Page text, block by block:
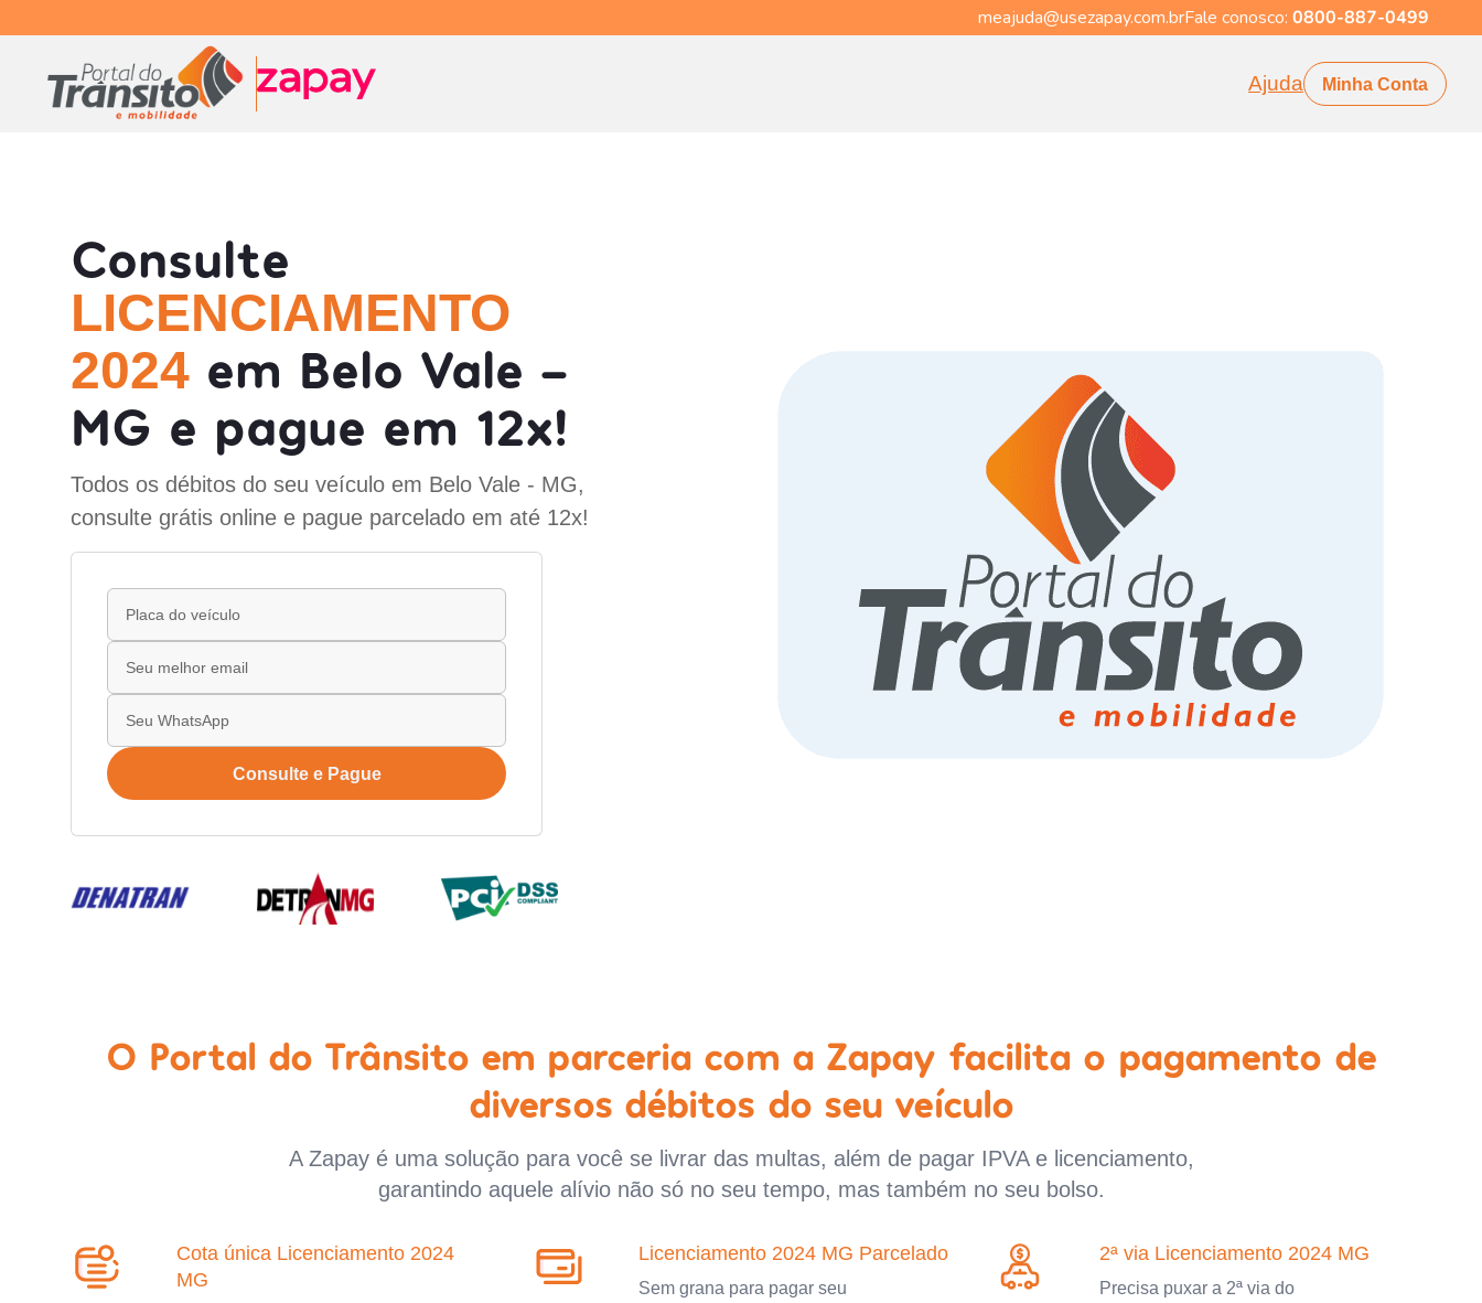
meajuda@usezapay.com.brFale conosco: 0800-887-0499
Ajuda Minha Conta
Consulte
LICENCIAMENTO
2024 em Belo Vale -
MG e pague em 12x!
Todos os débitos do seu veículo em Belo Vale - MG,
consulte grátis online e pague parcelado em até 12x!
Consulte e Pague
O Portal do Trânsito em parceria com a Zapay facilita o pagamento de
diversos débitos do seu veículo
A Zapay é uma solução para você se livrar das multas, além de pagar IPVA e licenciamento,
garantindo aquele alívio não só no seu tempo, mas também no seu bolso.
Cota única Licenciamento 2024
MG
Licenciamento 2024 MG Parcelado
Sem grana para pagar seu
2ª via Licenciamento 2024 MG
Precisa puxar a 2ª via do